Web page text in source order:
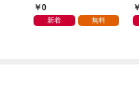
0
新着 無料